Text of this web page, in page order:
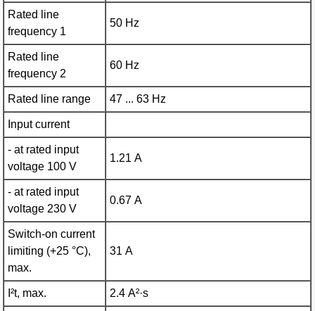
Rated line
frequency 1
50 Hz
Rated line
frequency 2
60 Hz
Rated line range 47 ... 63 Hz
Input current
- at rated input
voltage 100 V
1.21 A
- at rated input
voltage 230 V
0.67 A
Switch-on current
limiting (+25 °C),
max.
31 A
I²t, max. 2.4 A²·s